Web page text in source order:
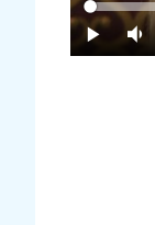
PredvajajTiho
Loaded:
0%